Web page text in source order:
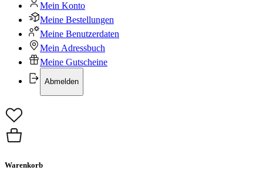
Mein Konto
Meine Bestellungen
Meine Benutzerdaten
Mein Adressbuch
Meine Gutscheine
Abmelden
Warenkorb